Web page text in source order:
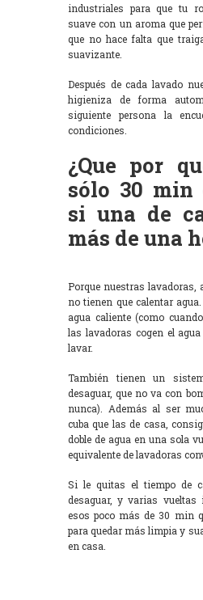
industriales para que tu
suave con un aroma que
que no hace falta que
suavizante.
Después de cada lavado
higieniza de forma
siguiente persona la
condiciones.
¿Que por
sólo 30 min
si una de
más de una
Porque nuestras lavadoras,
no tienen que calentar
agua caliente (como
las lavadoras cogen el
lavar.
También tienen un
desaguar, que no va con
nunca). Además al ser
cuba que las de casa,
doble de agua en una sola
equivalente de lavadoras
Si le quitas el tiempo de
desaguar, y varias vueltas
esos poco más de 30 min
para quedar más limpia y
en casa.